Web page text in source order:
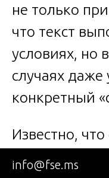
не только
что текст
условиях, но
случаях даже
конкретный
Известно,
ситуации, в
info@fse.ms